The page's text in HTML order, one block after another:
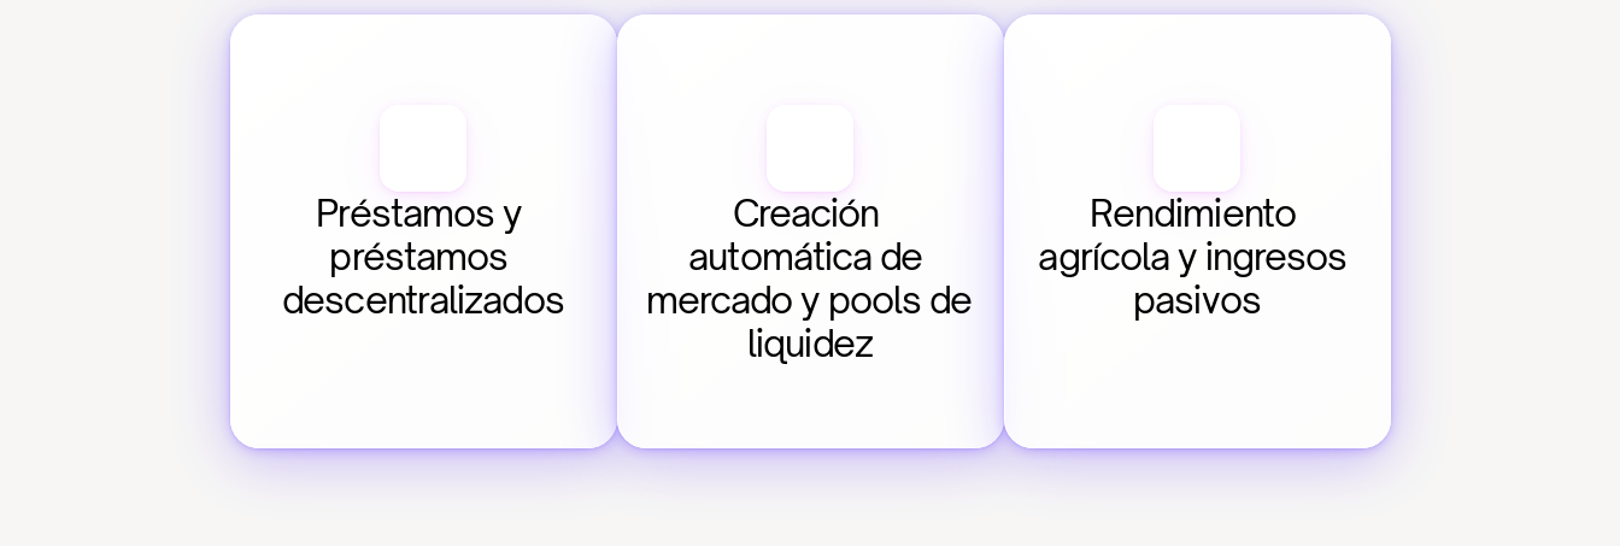
Préstamos y
préstamos
descentralizados
Creación
automática de
mercado y pools de
liquidez
Rendimiento
agrícola y ingresos
pasivos